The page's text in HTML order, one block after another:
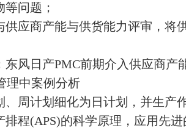
问题；
供应商产能与供货能力评审，将
东风日产PMC前期介入供应商产
理中案例分析
、周计划细化为日计划，并生产
排程(APS)的科学原理，应用先